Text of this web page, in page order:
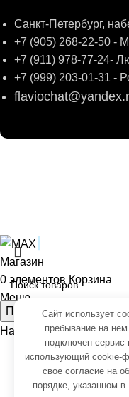
Санкт-Петербург,
+7 (905) 268-22-50 -
+7 (911) 978-77-24-
+7 (999) 203-01-31 -
Поиск
Начните вводить
Магазин
0 элементов Корзина
Меню
Сайт использует
пребывание на
подключен сервис
использующий cookie-
свое согласие на
порядке, указанном в